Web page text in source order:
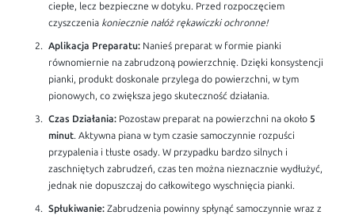
ciepłe, lecz bezpieczne w dotyku. Przed rozpoczęciem
czyszczenia koniecznie nałóż rękawiczki ochronne!
Aplikacja Preparatu: Nanieś preparat w formie pianki
równomiernie na zabrudzoną powierzchnię. Dzięki konsystencji
pianki, produkt doskonale przylega do powierzchni, w tym
pionowych, co zwiększa jego skuteczność działania.
Czas Działania: Pozostaw preparat na powierzchni na około5
minut. Aktywna piana w tym czasie samoczynnie rozpuści
przypalenia i tłuste osady. W przypadku bardzo silnych i
zaschniętych zabrudzeń, czas ten można nieznacznie wydłużyć,
jednak nie dopuszczaj do całkowitego wyschnięcia pianki.
Spłukiwanie: Zabrudzenia powinny spłynąć samoczynnie wraz z